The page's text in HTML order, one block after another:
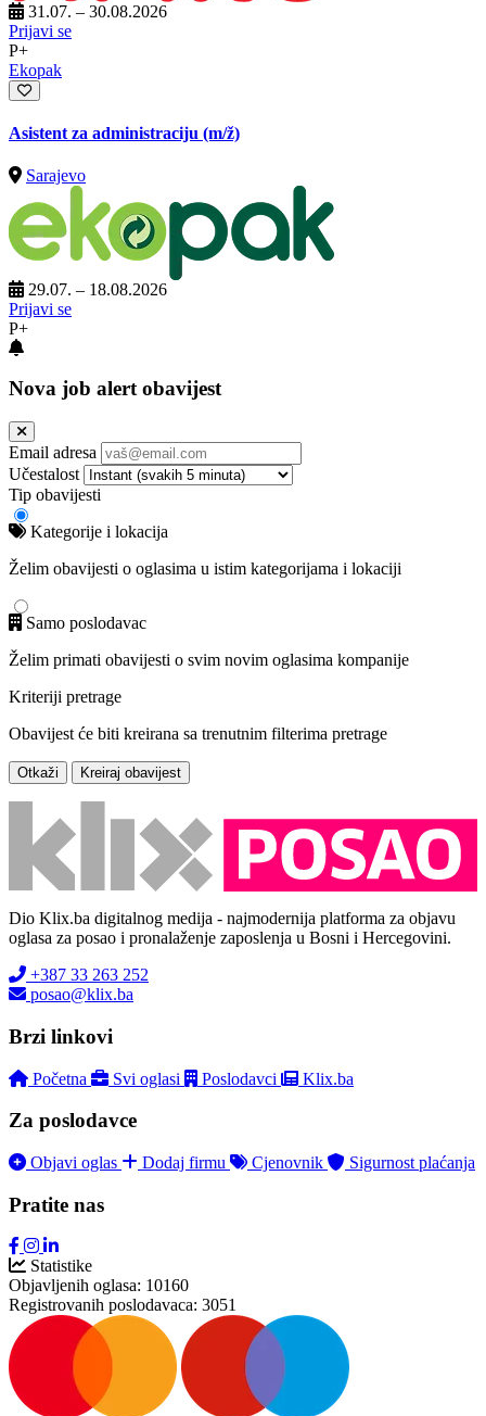
31.07. – 30.08.2026
Prijavi se
P+
Ekopak
Asistent za administraciju (m/ž)
Sarajevo
29.07. – 18.08.2026
Prijavi se
P+
Nova job alert obavijest
Email adresa
Učestalost
Tip obavijesti
Kategorije i lokacija
Želim obavijesti o oglasima u istim kategorijama i lokaciji
Samo poslodavac
Želim primati obavijesti o svim novim oglasima kompanije
Kriteriji pretrage
Obavijest će biti kreirana sa trenutnim filterima pretrage
Otkaži Kreiraj obavijest
Dio Klix.ba digitalnog medija - najmodernija platforma za objavu
oglasa za posao i pronalaženje zaposlenja u Bosni i Hercegovini.
+387 33 263 252
posao@klix.ba
Brzi linkovi
Početna Svi oglasi Poslodavci Klix.ba
Za poslodavce
Objavi oglas Dodaj firmu Cjenovnik Sigurnost plaćanja
Pratite nas
Statistike
Objavljenih oglasa: 10160
Registrovanih poslodavaca: 3051